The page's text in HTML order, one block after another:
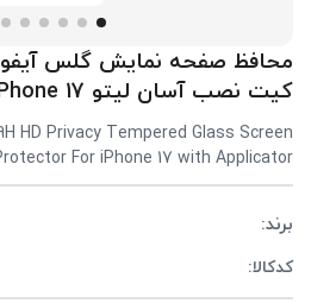
کیت نصب آسان لیتو LITO Magic Box iPhone 17
HD Privacy Tempered Glass Screen
For iPhone 17 with Applicator
برند:
کدکالا: